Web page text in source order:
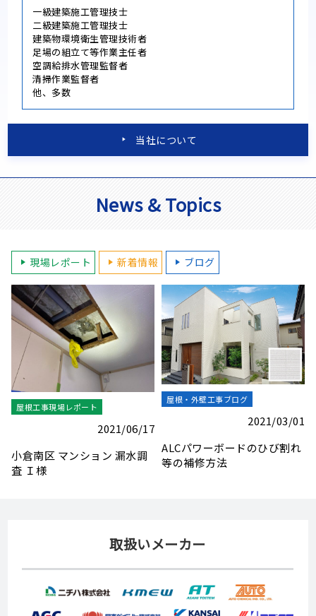
一級建築施工管理技士
二級建築施工管理技士
建築物環境衛生管理技術者
足場の組立て等作業主任者
空調給排水管理監督者
清掃作業監督者
他、多数
当社について
News & Topics
現場レポート 新着情報 ブログ
屋根工事現場レポート
2021/06/17
小倉南区 マンション 漏水調
査 Ｉ様
屋根・外壁工事ブログ
2021/03/01
ALCパワーボードのひび割れ
等の補修方法
取扱いメーカー